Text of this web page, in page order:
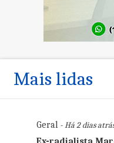
Mais lidas
Geral- Há 2 dias